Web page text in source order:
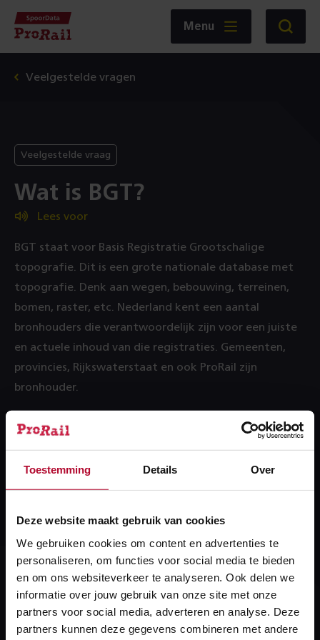
Toestemming Details Over
Deze website maakt gebruik van cookies
We gebruiken cookies om content en advertenties te
personaliseren, om functies voor social media te bieden
en om ons websiteverkeer te analyseren. Ook delen we
informatie over jouw gebruik van onze site met onze
partners voor social media, adverteren en analyse. Deze
partners kunnen deze gegevens combineren met andere
Navigatie
Homepage
ProRail
Menu Zoeken
Veelgestelde vragen
Wat is BGT?
Veelgestelde vraag
Lees voor
BGT staat voor Basis Registratie Grootschalige
topografie. Dit is een grote nationale database met
topografie. Denk aan wegen, bebouwing, terreinen,
bomen, raster, etc. Nederland kent een aantal
bronhouders die verantwoordelijk zijn voor een juiste
en actuele inhoud van die registraties. Gemeenten,
provincies, Rijkswaterstaat en ook ProRail zijn
bronhouder.
Meer informatie over de BGT.
Meer over:
Heb je een vraag?
We helpen je graag! We reageren op werkdagen